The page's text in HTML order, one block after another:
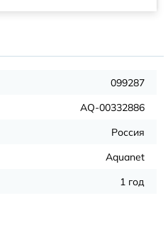
099287
AQ-00332886
Россия
Aquanet
1 год